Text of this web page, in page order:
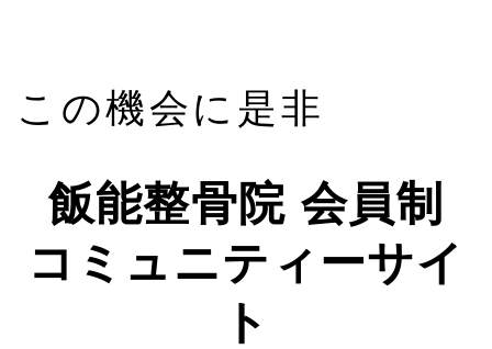
この機会に是非
飯能整骨院 会員制
コミュニティーサイ
ト